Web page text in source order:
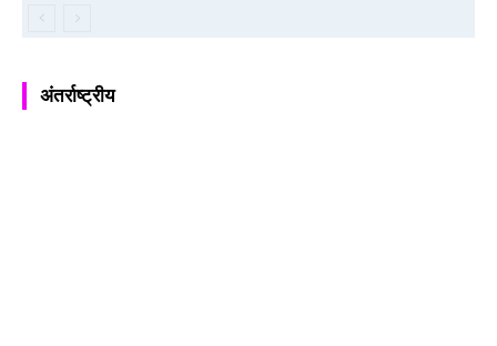
अंतर्राष्ट्रीय